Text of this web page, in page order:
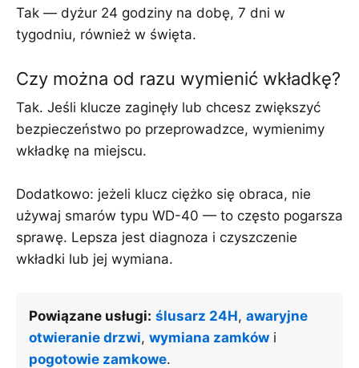
Tak — dyżur 24 godziny na dobę, 7 dni w
tygodniu, również w święta.
Czy można od razu wymienić wkładkę?
Tak. Jeśli klucze zaginęły lub chcesz zwiększyć
bezpieczeństwo po przeprowadzce, wymienimy
wkładkę na miejscu.
Dodatkowo: jeżeli klucz ciężko się obraca, nie
używaj smarów typu WD-40 — to często pogarsza
sprawę. Lepsza jest diagnoza i czyszczenie
wkładki lub jej wymiana.
Powiązane usługi: ślusarz 24H, awaryjne
otwieranie drzwi, wymiana zamków i
pogotowie zamkowe.